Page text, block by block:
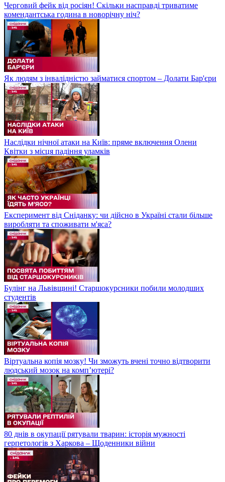
Черговий фейк від росіян! Скільки насправді триватиме
комендантська година в новорічну ніч?
Як людям з інвалідністю займатися спортом – Долати Бар'єри
Наслідки нічної атаки на Київ: пряме включення Олени
Квітки з місця падіння уламків
Експеримент від Сніданку: чи дійсно в Україні стали більше
виробляти та споживати м'яса?
Булінг на Львівщині! Старшокурсники побили молодших
студентів
Віртуальна копія мозку! Чи зможуть вчені точно відтворити
людський мозок на компʼютері?
80 днів в окупації рятували тварин: історія мужності
герпетологів з Харкова – Щоденники війни